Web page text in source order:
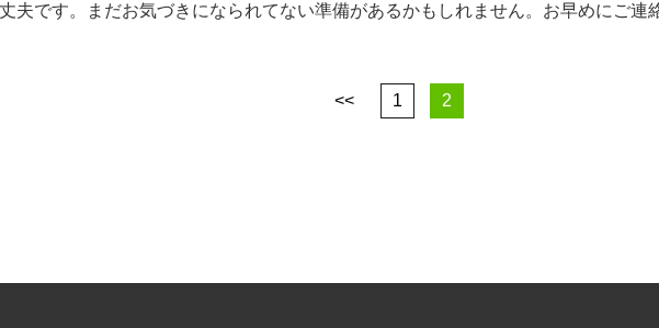
夫です。まだお気づきになられてない準備があるかもしれません。お早めにご連
<< 1 2